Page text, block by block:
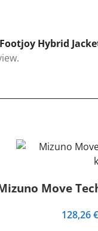
Hybrid
Move
128,26€